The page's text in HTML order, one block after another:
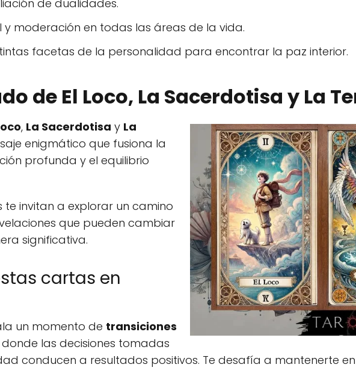
de dualidades.
moderación en todas las áreas de la vida.
facetas de la personalidad para encontrar la paz interior.
de El Loco, La Sacerdotisa y La
, La Sacerdotisa y La
enigmático que fusiona la
profunda y el equilibrio
te invitan a explorar un camino
que pueden cambiar
significativa.
cartas en
un momento de transiciones
donde las decisiones tomadas
conducen a resultados positivos. Te desafía a mantenerte